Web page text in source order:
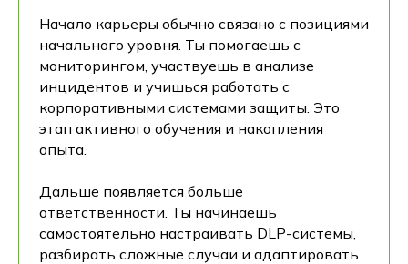
Начало карьеры обычно связано с позициями
начального уровня. Ты помогаешь с
мониторингом, участвуешь в анализе
инцидентов и учишься работать с
корпоративными системами защиты. Это
этап активного обучения и накопления
опыта.
Дальше появляется больше
ответственности. Ты начинаешь
самостоятельно настраивать DLP-системы,
разбирать сложные случаи и адаптировать